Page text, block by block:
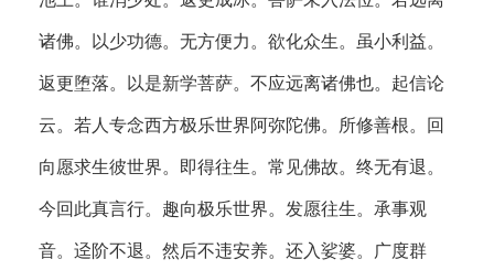
诸佛。以少功德。无方便力。欲化众生。虽小利益。
返更堕落。以是新学菩萨。不应远离诸佛也。起信论
云。若人专念西方极乐世界阿弥陀佛。所修善根。回
向愿求生彼世界。即得往生。常见佛故。终无有退。
今回此真言行。趣向极乐世界。发愿往生。承事观
音。迳阶不退。然后不违安养。还入娑婆。广度群